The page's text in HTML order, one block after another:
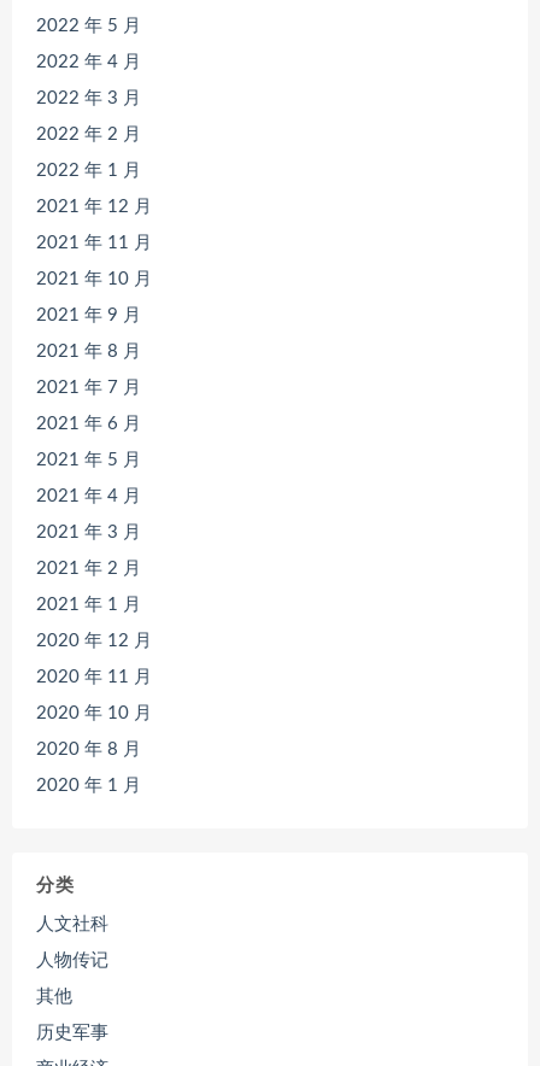
2022 年 5 月
2022 年 4 月
2022 年 3 月
2022 年 2 月
2022 年 1 月
2021 年 12 月
2021 年 11 月
2021 年 10 月
2021 年 9 月
2021 年 8 月
2021 年 7 月
2021 年 6 月
2021 年 5 月
2021 年 4 月
2021 年 3 月
2021 年 2 月
2021 年 1 月
2020 年 12 月
2020 年 11 月
2020 年 10 月
2020 年 8 月
2020 年 1 月
分类
人文社科
人物传记
其他
历史军事